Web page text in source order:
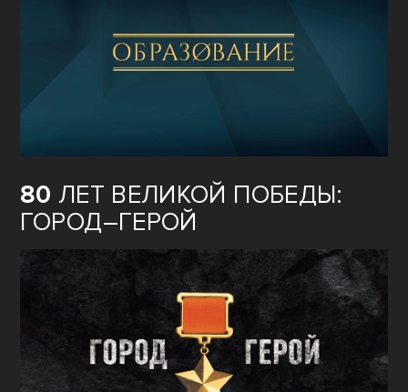
80 ЛЕТ ВЕЛИКОЙ ПОБЕДЫ:
ГОРОД–ГЕРОЙ